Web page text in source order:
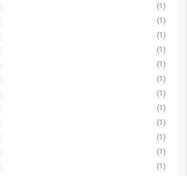
(1)
(1)
(1)
(1)
(1)
(1)
(1)
(1)
(1)
(1)
(1)
(1)